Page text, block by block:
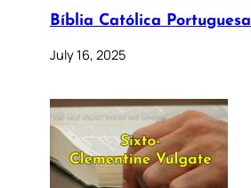
Bíblia Católica Portuguesa
July 16, 2025